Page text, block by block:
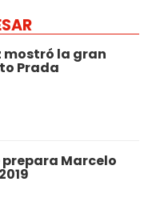
mostró la gran
Prada
prepara Marcelo